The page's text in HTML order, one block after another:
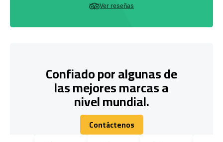
Ver reseñas
Confiado por algunas de
las mejores marcas a
nivel mundial.
Contáctenos
Contáctenos